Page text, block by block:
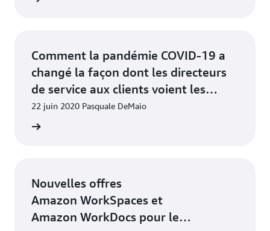
Comment la pandémie COVID-19 a
changé la façon dont les directeurs
de service aux clients voient les
centres d'appel
22 juin 2020 Pasquale DeMaio
Nouvelles offres
Amazon WorkSpaces et
Amazon WorkDocs pour le